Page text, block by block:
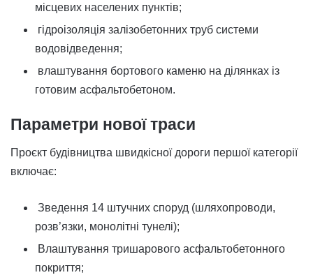
місцевих населених пунктів;
гідроізоляція залізобетонних труб системи
водовідведення;
влаштування бортового каменю на ділянках із
готовим асфальтобетоном.
Параметри нової траси
Проєкт будівництва швидкісної дороги першої категорії
включає:
Зведення 14 штучних споруд (шляхопроводи,
розв’язки, монолітні тунелі);
Влаштування тришарового асфальтобетонного
покриття;